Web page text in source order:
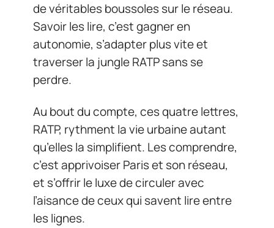
de véritables boussoles sur le réseau.
Savoir les lire, c’est gagner en
autonomie, s’adapter plus vite et
traverser la jungle RATP sans se
perdre.
Au bout du compte, ces quatre lettres,
RATP, rythment la vie urbaine autant
qu’elles la simplifient. Les comprendre,
c’est apprivoiser Paris et son réseau,
et s’offrir le luxe de circuler avec
l’aisance de ceux qui savent lire entre
les lignes.